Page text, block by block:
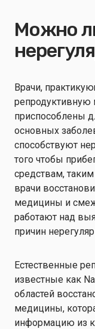
Можно
Врачи,
приспособлены
основных
способствуют
того чтобы
средствам,
врачи
медицины и
работают над
причин
Естественные
известные как
областей
медицины,
информацию из